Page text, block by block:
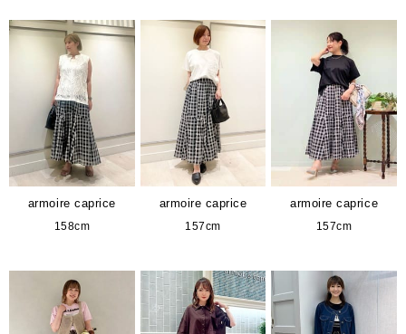
armoire caprice
158cm
armoire caprice
157cm
armoire caprice
157cm